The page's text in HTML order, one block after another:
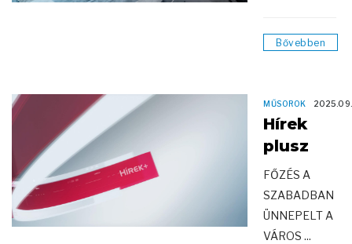
Bővebben
MŰSOROK
Hírek
plusz
FŐZÉS A
SZABADBAN
ÜNNEPELT A
VÁROS ...